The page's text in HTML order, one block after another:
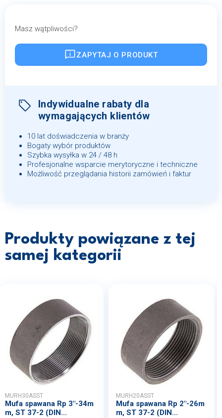
Masz wątpliwości?
ZAPYTAJ O PRODUKT
Indywidualne rabaty dla
wymagających klientów
10 lat doświadczenia w branży
Bogaty wybór produktów
Szybka wysyłka w 24 / 48 h
Profesjonalne wsparcie merytoryczne i techniczne
Możliwość przeglądania historii zamówień i faktur
Produkty powiązane z tej
samej kategorii
MURH30ASST
Mufa spawana Rp 3"-34m
m, ST 37-2 (DIN...
MURH20ASST
Mufa spawana Rp 2"-26m
m, ST 37-2 (DIN...